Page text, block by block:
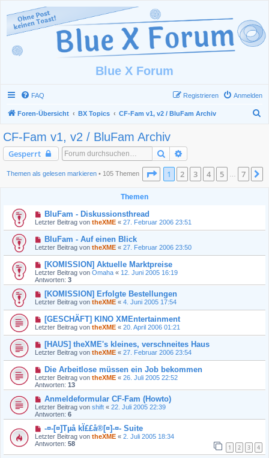
Blue X Forum
FAQ Anmelden
Registrieren
Foren-Übersicht BX Topics CF-Fam v1, v2 / BluFam Archiv
e
CF-Fam v1, v2 / BluFam Archiv
Gesperrt Suche
Themen als gelesen markieren• 105 Themen Seite 1von
1 2 3 4 5 7
Themen
BluFam - Diskussionsthread
Letzter Beitrag von theXME « 27. Februar 2006 23:51
BluFam - Auf einen Blick
Letzter Beitrag von theXME « 27. Februar 2006 23:50
[KOMISSION] Aktuelle Marktpreise
Letzter Beitrag von Omaha « 12. Juni 2005 16:19
Antworten: 3
[KOMISSION] Erfolgte Bestellungen
Letzter Beitrag von theXME « 4. Juni 2005 17:54
[GESCHÄFT] KINO XMEntertainment
Letzter Beitrag von theXME « 20. April 2006 01:21
[HAUS] theXME's kleines, verschneites Haus
Letzter Beitrag von theXME « 27. Februar 2006 23:54
Die Arbeitlose müssen ein Job bekommen
Letzter Beitrag von theXME « 26. Juli 2005 22:52
Antworten: 13
Anmeldeformular CF-Fam (Howto)
Letzter Beitrag von shift « 22. Juli 2005 22:39
Antworten: 6
-¤-[¤]Tµå kÏ££å®[¤]-¤- Suite
Letzter Beitrag von theXME « 2. Juli 2005 18:34
Antworten: 58 1 2 3 4